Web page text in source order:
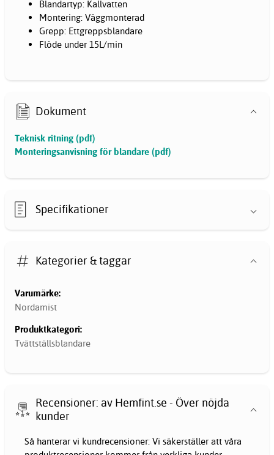
Blandartyp: Kallvatten
Montering: Väggmonterad
Grepp: Ettgreppsblandare
Flöde under 15L/min
Dokument
Teknisk ritning (pdf)
Monteringsanvisning för blandare (pdf)
Specifikationer
Kategorier & taggar
Varumärke:
Nordamist
Produktkategori:
Tvättställsblandare
Recensioner: av Hemfint.se - Över nöjda
kunder
Så hanterar vi kundrecensioner: Vi säkerställer att våra